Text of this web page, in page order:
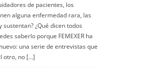
de pacientes, los
alguna enfermedad rara, las
sustentan? ¿Qué dicen todos
saberlo porque FEMEXER ha
una serie de entrevistas que
otro, no […]